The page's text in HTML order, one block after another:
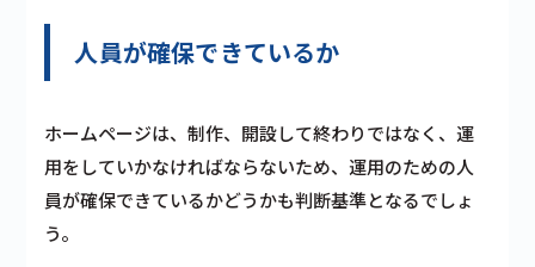
人員が確保できているか
ホームページは、制作、開設して終わりではなく、運
用をしていかなければならないため、運用のための人
員が確保できているかどうかも判断基準となるでしょ
う。